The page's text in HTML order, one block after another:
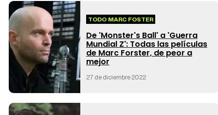
TODO MARC FOSTER
De 'Monster's Ball' a 'Guerra
Mundial Z': Todas las películas
de Marc Forster, de peor a
mejor
27 de diciembre 2022